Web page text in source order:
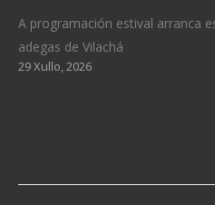
A programación estival arranca
adegas de Vilachá
29 Xullo, 2026